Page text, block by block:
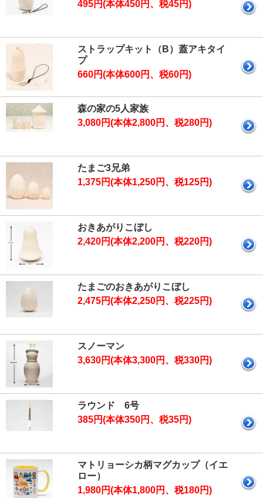
495円(本体450円、税45円)
ストラップキット（B）蓋アキタイ
プ
660円(本体600円、税60円)
森の家の5人家族
3,080円(本体2,800円、税280円)
たまご3兄弟
1,375円(本体1,250円、税125円)
おきあがりこぼし
2,420円(本体2,200円、税220円)
たまごのおきあがりこぼし
2,475円(本体2,250円、税225円)
スノーマン
3,630円(本体3,300円、税330円)
ラウンド 6号
385円(本体350円、税35円)
マトリョーシカ柄マグカップ（イエ
ロー）
1,980円(本体1,800円、税180円)